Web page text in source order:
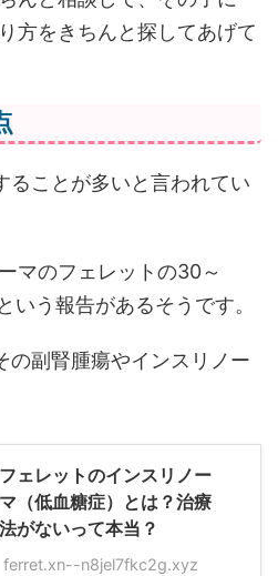
方をきちんと探してあげて
ることが多いと言われてい
マのフェレットの30～
いう報告があるそうです。
の副腎腫瘍やインスリノー
フェレットのインスリノー
マ（低血糖症）とは？治療
法がないって本当？
ferret.xn--n8jel7fkc2g.xyz